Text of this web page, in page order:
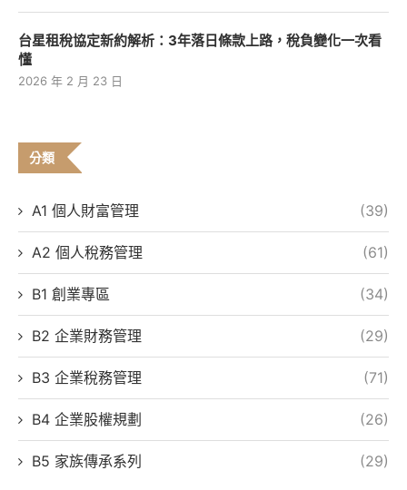
台星租稅協定新約解析：3年落日條款上路，稅負變化一次看
懂
2026 年 2 月 23 日
分類
A1 個人財富管理 (39)
A2 個人稅務管理 (61)
B1 創業專區 (34)
B2 企業財務管理 (29)
B3 企業稅務管理 (71)
B4 企業股權規劃 (26)
B5 家族傳承系列 (29)